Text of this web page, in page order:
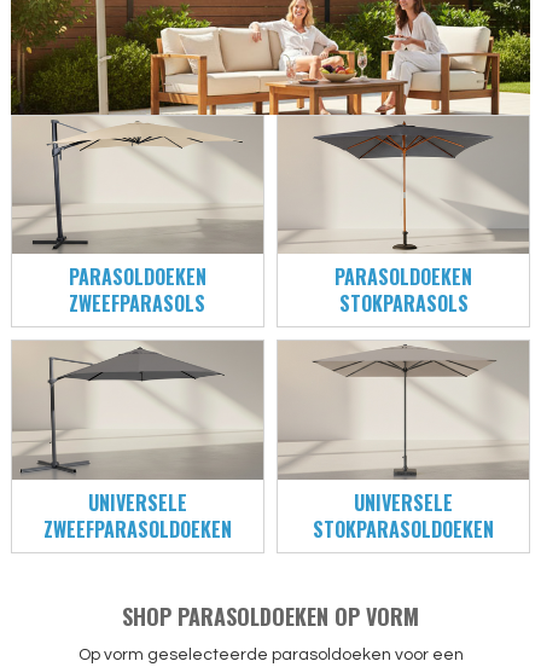
PARASOLDOEKEN
ZWEEFPARASOLS
PARASOLDOEKEN
STOKPARASOLS
UNIVERSELE
ZWEEFPARASOLDOEKEN
UNIVERSELE
STOKPARASOLDOEKEN
SHOP PARASOLDOEKEN OP VORM
Op vorm geselecteerde parasoldoeken voor een